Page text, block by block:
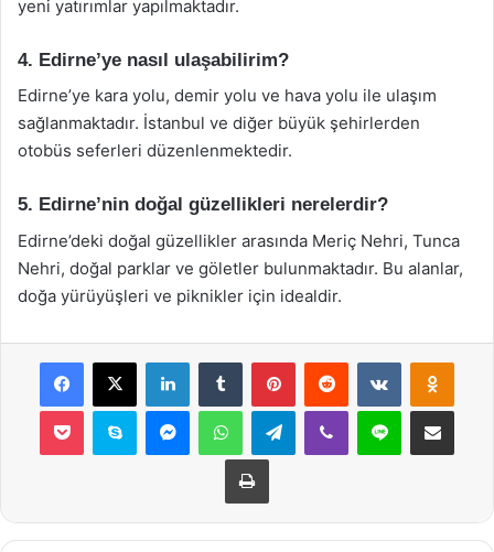
yeni yatırımlar yapılmaktadır.
4. Edirne’ye nasıl ulaşabilirim?
Edirne’ye kara yolu, demir yolu ve hava yolu ile ulaşım
sağlanmaktadır. İstanbul ve diğer büyük şehirlerden
otobüs seferleri düzenlenmektedir.
5. Edirne’nin doğal güzellikleri nerelerdir?
Edirne’deki doğal güzellikler arasında Meriç Nehri, Tunca
Nehri, doğal parklar ve göletler bulunmaktadır. Bu alanlar,
doğa yürüyüşleri ve piknikler için idealdir.
Facebook
X LinkedInTumblr PinterestReddit VKontakte
Pocket Skype MessengerWhatsAppTelegramViber Line E-Posta ile
Yazdır